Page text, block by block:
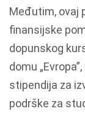
Međutim, ovaj
finansijske
dopunskog
domu
stipendija za
podrške za